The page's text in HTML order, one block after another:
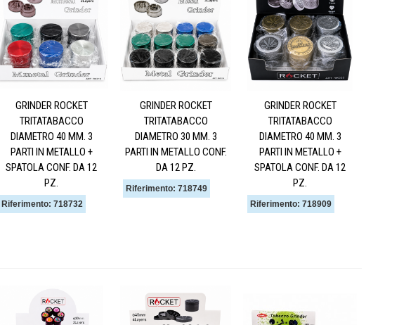
GRINDER ROCKET
TRITATABACCO
DIAMETRO 40 MM. 3
PARTI IN METALLO +
SPATOLA CONF. DA 12
PZ.
Riferimento: 718732
GRINDER ROCKET
TRITATABACCO
DIAMETRO 30 MM. 3
PARTI IN METALLO CONF.
DA 12 PZ.
Riferimento: 718749
GRINDER ROCKET
TRITATABACCO
DIAMETRO 40 MM. 3
PARTI IN METALLO +
SPATOLA CONF. DA 12
PZ.
Riferimento: 718909